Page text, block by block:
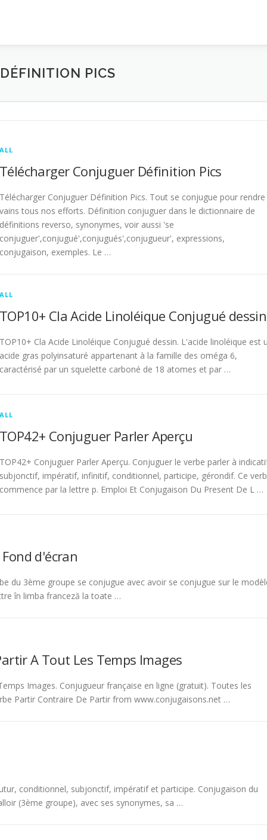
PICS
ALL
Télécharger Conjuguer Définition Pics
Télécharger Conjuguer Définition Pics. Tout se conjugue pour rendre
vains tous nos efforts. Définition conjuguer dans le dictionnaire de
définitions reverso, synonymes, voir aussi 'se
conjuguer',conjugué',conjugués',conjugueur', expressions,
conjugaison, exemples. Le …
ALL
TOP10+ Cla Acide Linoléique Conjugué dessin
TOP10+ Cla Acide Linoléique Conjugué dessin. L'acide linoléique est
acide gras polyinsaturé appartenant à la famille des oméga 6,
caractérisé par un squelette carboné de 18 atomes et par …
ALL
TOP42+ Conjuguer Parler Aperçu
TOP42+ Conjuguer Parler Aperçu. Conjuguer le verbe parler à
subjonctif, impératif, infinitif, conditionnel, participe, gérondif. Ce
commence par la lettre p. Emploi Et Conjugaison Du Present De L …
d'écran
du 3ème groupe se conjugue avec avoir se conjugue sur le
în limba franceză la toate …
A Tout Les Temps Images
Images. Conjugueur française en ligne (gratuit). Toutes les
Partir Contraire De Partir from www.conjugaisons.net …
conditionnel, subjonctif, impératif et participe. Conjugaison du
(3ème groupe), avec ses synonymes, sa …